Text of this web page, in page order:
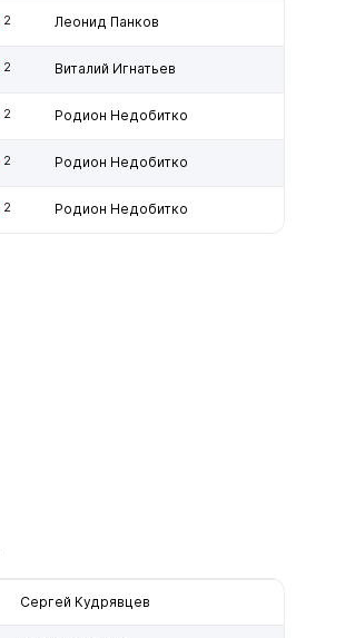
2 Леонид Панков
2 Виталий Игнатьев
2 Родион Недобитко
2 Родион Недобитко
2 Родион Недобитко
Сергей Кудрявцев